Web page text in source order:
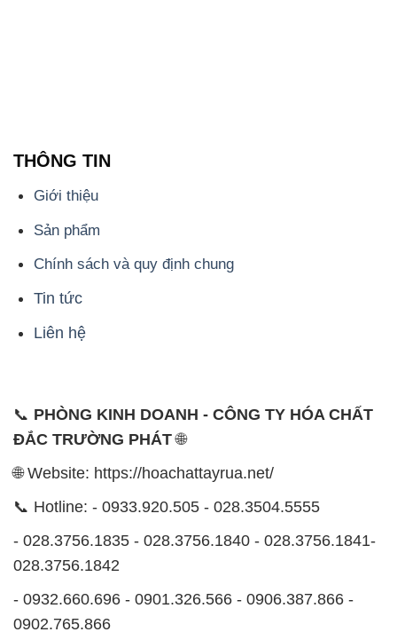
THÔNG TIN
Giới thiệu
Sản phẩm
Chính sách và quy định chung
Tin tức
Liên hệ
📞 PHÒNG KINH DOANH - CÔNG TY HÓA CHẤT
ĐẮC TRƯỜNG PHÁT🌐
🌐 Website: https://hoachattayrua.net/
📞 Hotline: - 0933.920.505 - 028.3504.5555
- 028.3756.1835 - 028.3756.1840 - 028.3756.1841-
028.3756.1842
- 0932.660.696 - 0901.326.566 - 0906.387.866 -
0902.765.866